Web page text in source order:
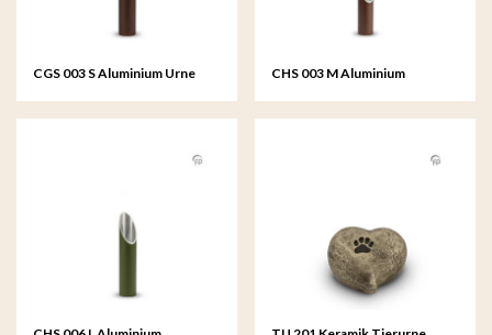
CGS 003 S Aluminium Urne
CHS 003 M Aluminium